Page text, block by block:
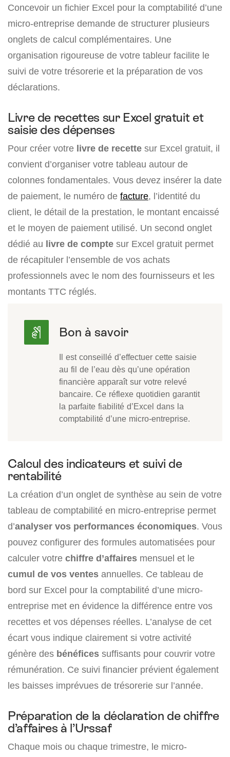
Concevoir un fichier Excel pour la comptabilité d’une
micro-entreprise demande de structurer plusieurs
onglets de calcul complémentaires. Une
organisation rigoureuse de votre tableur facilite le
suivi de votre trésorerie et la préparation de vos
déclarations.
Livre de recettes sur Excel gratuit et
saisie des dépenses
Pour créer votre livre de recette sur Excel gratuit, il
convient d’organiser votre tableau autour de
colonnes fondamentales. Vous devez insérer la date
de paiement, le numéro de facture, l’identité du
client, le détail de la prestation, le montant encaissé
et le moyen de paiement utilisé. Un second onglet
dédié au livre de compte sur Excel gratuit permet
de récapituler l’ensemble de vos achats
professionnels avec le nom des fournisseurs et les
montants TTC réglés.
Il est conseillé d’effectuer cette saisie
au fil de l’eau dès qu’une opération
financière apparaît sur votre relevé
bancaire. Ce réflexe quotidien garantit
la parfaite fiabilité d’Excel dans la
comptabilité d’une micro-entreprise.
Calcul des indicateurs et suivi de
rentabilité
La création d’un onglet de synthèse au sein de votre
tableau de comptabilité en micro-entreprise permet
d’analyser vos performances économiques. Vous
pouvez configurer des formules automatisées pour
calculer votre chiffre d’affaires mensuel et le
cumul de vos ventes annuelles. Ce tableau de
bord sur Excel pour la comptabilité d’une micro-
entreprise met en évidence la différence entre vos
recettes et vos dépenses réelles. L’analyse de cet
écart vous indique clairement si votre activité
génère des bénéfices suffisants pour couvrir votre
rémunération. Ce suivi financier prévient également
les baisses imprévues de trésorerie sur l’année.
Préparation de la déclaration de chiffre
d’affaires à l’Urssaf
Chaque mois ou chaque trimestre, le micro-